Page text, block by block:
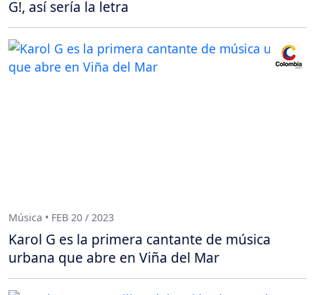
G!, así sería la letra
Música • FEB 20 / 2023
Karol G es la primera cantante de música
urbana que abre en Viña del Mar